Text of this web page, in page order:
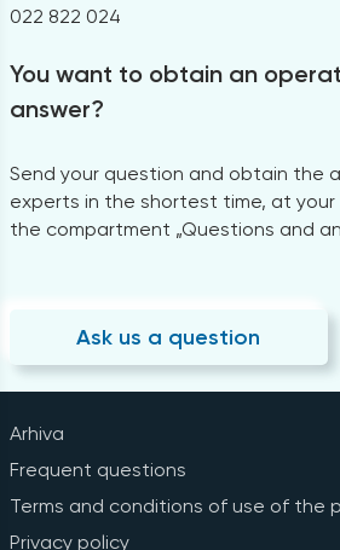
022 822 024
You want to obtain an
answer?
Send your question and obtain the
experts in the shortest time, at your
the compartment „Questions and
Ask us a question
Arhiva
Frequent questions
Terms and conditions of use of the
Privacy policy